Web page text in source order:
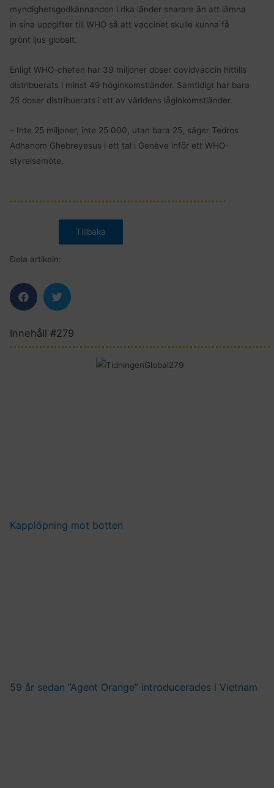
myndighetsgodkännanden i rika länder snarare än att lämna
in sina uppgifter till WHO så att vaccinet skulle kunna få
grönt ljus globalt.
Enligt WHO-chefen har 39 miljoner doser covidvaccin hittills
distribuerats i minst 49 höginkomstländer. Samtidigt har bara
25 doser distribuerats i ett av världens låginkomstländer.
– Inte 25 miljoner, inte 25 000, utan bara 25, säger Tedros
Adhanom Ghebreyesus i ett tal i Genève inför ett WHO-
styrelsemöte.
Dela artikeln:
Innehåll #279
Kapplöpning mot botten
59 år sedan ”Agent Orange” introducerades i Vietnam